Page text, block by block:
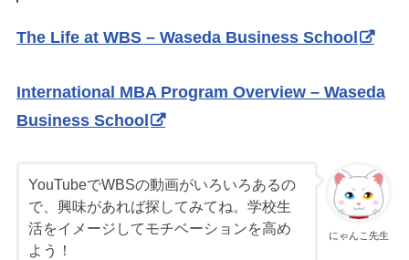
The Life at WBS – Waseda Business School
International MBA Program Overview – Waseda
Business School
にゃんこ先生
YouTubeでWBSの動画がいろいろあるの
で、興味があれば探してみてね。学校生
活をイメージしてモチベーションを高め
よう！